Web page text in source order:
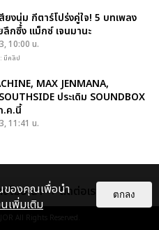
ยงนุ่ม กีตาร์โปร่งคู่ใจ! 5 บทเพลง
กซึ้ง แม็กซ์ เจนมานะ
10:00 น.
: มีคลิป
MAX JENMANA,
ประเดิม SOUNDBOX
.ค.นี้
11:41 น.
โฆษณา ติดต่อเรา
All Rights Reserved.
ของคุณเพื่อนำ
เพิ่มเติม
ตกลง